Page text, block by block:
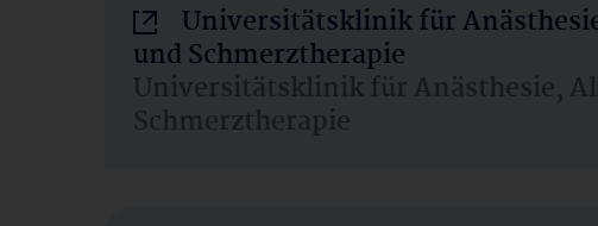
Universitätsklinik für
und Schmerztherapie
Universitätsklinik für Anästhesie,
Schmerztherapie